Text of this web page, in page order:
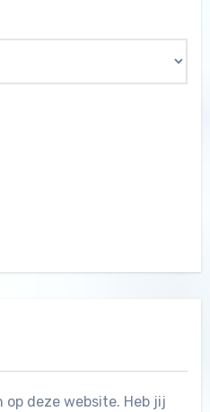
deze website. Heb jij